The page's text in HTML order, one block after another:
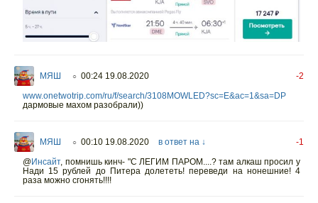
МЯШ ○ 00:24 19.08.2020
-2
www.onetwotrip.com/ru/f/search/3108MOWLED?sc=E&ac=1&sa=DP
дармовые махом разобрали))
МЯШ ○ 00:10 19.08.2020 в ответ на ↓
-1
@Инсайт, помнишь кинч- "С ЛЕГИМ ПАРОМ....? там алкаш просил у
Нади 15 рублей до Питера долететь! переведи на нонешние! 4
раза можно сгонять!!!!